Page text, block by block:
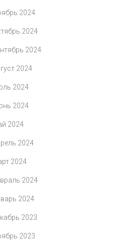
2024
2024
2024
2024
2024
2024
2024
2024
2024
2024
2024
2023
2023